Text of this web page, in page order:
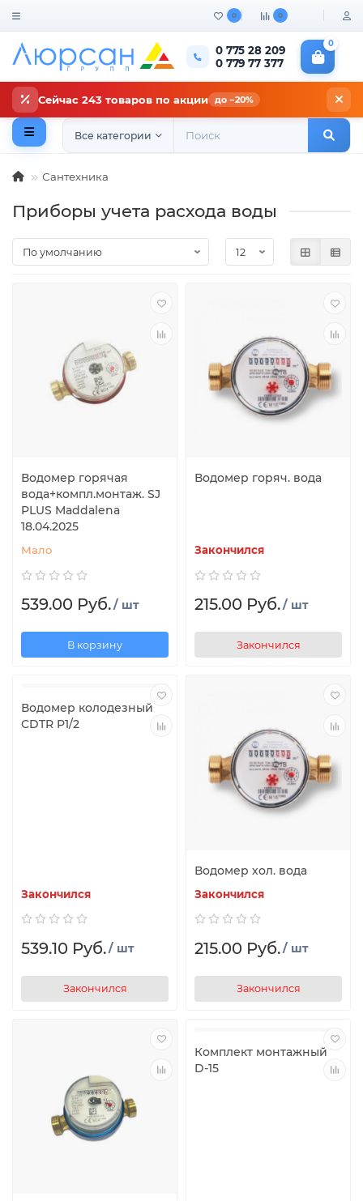
0 0
0 775 28 209
0 779 77 377
0
Сейчас 243 товаров по акции до −20%
Все категории
Сантехника
Приборы учета расхода воды
Водомер горячая
вода+компл.монтаж. SJ
PLUS Maddalena
18.04.2025
Мало
539.00 Руб./ шт
В корзину
Водомер горяч. вода
Закончился
215.00 Руб./ шт
Закончился
Водомер колодезный
CDTR P1/2
Закончился
539.10 Руб./ шт
Закончился
Водомер хол. вода
Закончился
215.00 Руб./ шт
Закончился
Комплект монтажный
D-15